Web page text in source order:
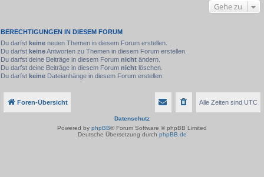
Gehe zu
BERECHTIGUNGEN IN DIESEM FORUM
Du darfst keine neuen Themen in diesem Forum erstellen.
Du darfst keineAntworten zu Themen in diesem Forum erstellen.
Du darfst deine Beiträge in diesem Forum nicht ändern.
Du darfst deine Beiträge in diesem Forum nicht löschen.
Du darfst keine Dateianhänge in diesem Forum erstellen.
Foren-Übersicht Alle Zeiten sind UTC
Datenschutz
Powered by phpBB® Forum Software © phpBB Limited
Deutsche Übersetzung durch phpBB.de